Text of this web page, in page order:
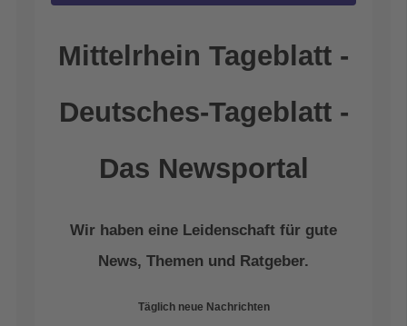
Mittelrhein Tageblatt -
Deutsches-Tageblatt -
Das Newsportal
Wir haben eine Leidenschaft für gute
News, Themen und Ratgeber.
Täglich neue Nachrichten